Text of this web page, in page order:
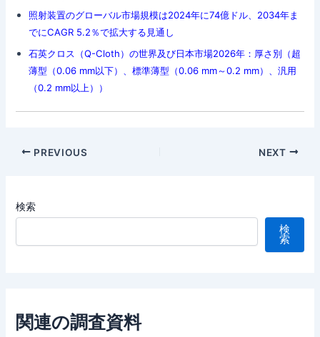
照射装置のグローバル市場規模は2024年に74億ドル、2034年ま
でにCAGR 5.2％で拡大する見通し
石英クロス（Q-Cloth）の世界及び日本市場2026年：厚さ別（超
薄型（0.06 mm以下）、標準薄型（0.06 mm～0.2 mm）、汎用
（0.2 mm以上））
Post
PREVIOUS NEXT
検索
検
索
関連の調査資料